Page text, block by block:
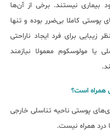
بیماری نیستند. برخی از آن‌ها
پوستی کاملا بی‌ضرر بوده و تنها
زیبایی برای فرد ایجاد ناراحتی
یا مولوسکوم معمولا نیازمند
همراه است؟
پوستی ناحیه تناسلی خارجی
همراه نیست.